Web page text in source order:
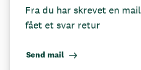
Fra du har skrevet en
fået et svar retur
Send mail